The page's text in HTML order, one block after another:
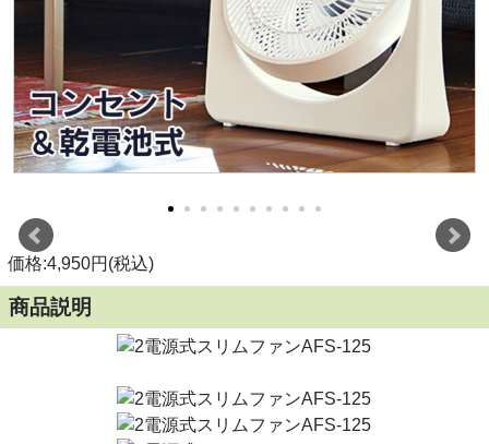
価格:4,950円(税込)
商品説明